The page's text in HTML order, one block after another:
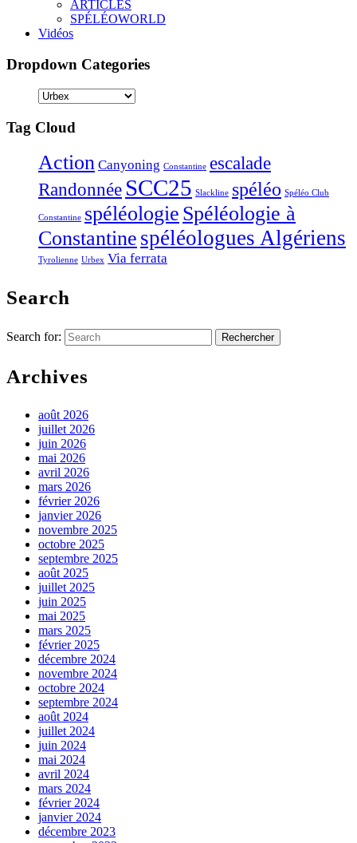
ARTICLES
SPÉLÉOWORLD
Vidéos
Dropdown Categories
Tag Cloud
Action Canyoning Constantine escalade
Randonnée SCC25 Slackline spéléo Spéléo Club
Constantine spéléologie Spéléologie à
Constantine spéléologues Algériens
Tyrolienne Urbex Via ferrata
Search
Search for:
Archives
août 2026
juillet 2026
juin 2026
mai 2026
avril 2026
mars 2026
février 2026
janvier 2026
novembre 2025
octobre 2025
septembre 2025
août 2025
juillet 2025
juin 2025
mai 2025
mars 2025
février 2025
décembre 2024
novembre 2024
octobre 2024
septembre 2024
août 2024
juillet 2024
juin 2024
mai 2024
avril 2024
mars 2024
février 2024
janvier 2024
décembre 2023